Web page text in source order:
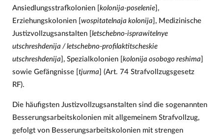
Ansiedlungsstrafkolonien [ kolonija-poselenie],
Erziehungskolonien [ wospitatelnaja kolonija ], Medizinische
Justizvollzugsanstalten [ letschebno-isprawitelnye
utschreshdenija / letschebno-profilaktitscheskie
utschreshdenija ], Spezialkolonien [ kolonija osobogo reshima
sowie Gefängnisse [ tjurma ] (Art. 74 Strafvollzugsgesetz
RF).
Die häufigsten Justizvollzugsanstalten sind die sogenannten
Besserungsarbeitskolonien mit allgemeinem Strafvollzug,
gefolgt von Besserungsarbeitskolonien mit strengen